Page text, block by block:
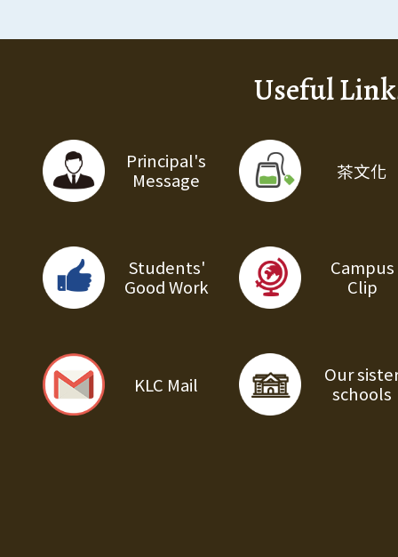
Useful
Principal's
Message
茶文化
Students'
Good Work
Campus
Clip
KLC Mail
Our
schools